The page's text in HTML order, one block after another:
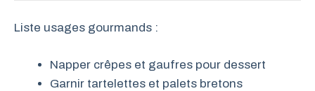
Liste usages gourmands :
Napper crêpes et gaufres pour dessert
Garnir tartelettes et palets bretons